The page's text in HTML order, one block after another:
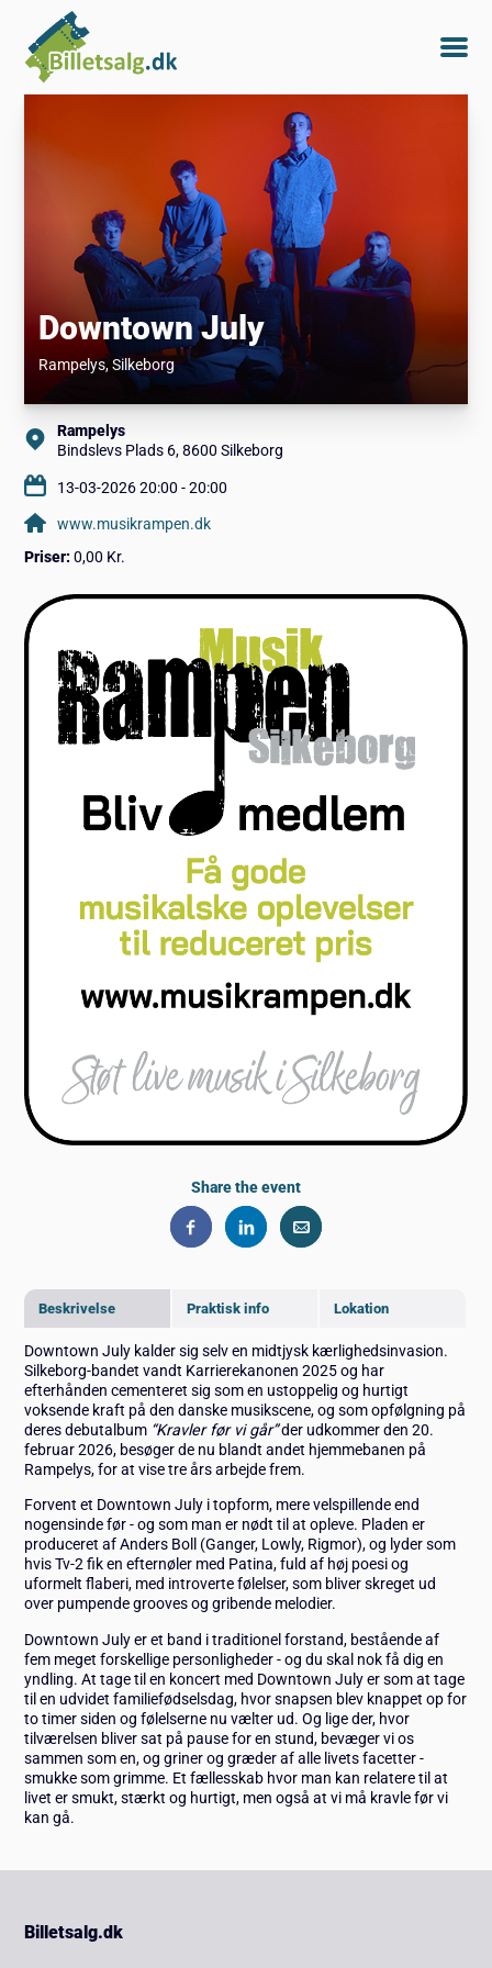
Downtown July
Rampelys, Silkeborg
Beskrivelse Praktisk info Lokation
Downtown July kalder sig selv en midtjysk kærlighedsinvasion.
Silkeborg-bandet vandt Karrierekanonen 2025 og har
efterhånden cementeret sig som en ustoppelig og hurtigt
voksende kraft på den danske musikscene, og som opfølgning på
deres debutalbum “Kravler før vi går”der udkommer den 20.
februar 2026, besøger de nu blandt andet hjemmebanen på
Rampelys, for at vise tre års arbejde frem.
Forvent et Downtown July i topform, mere velspillende end
nogensinde før - og som man er nødt til at opleve. Pladen er
produceret af Anders Boll (Ganger, Lowly, Rigmor), og lyder som
hvis Tv-2 fik en efternøler med Patina, fuld af høj poesi og
uformelt flaberi, med introverte følelser, som bliver skreget ud
over pumpende grooves og gribende melodier.
Downtown July er et band i traditionel forstand, bestående af
fem meget forskellige personligheder - og du skal nok få dig en
yndling. At tage til en koncert med Downtown July er som at tage
til en udvidet familiefødselsdag, hvor snapsen blev knappet op for
to timer siden og følelserne nu vælter ud. Og lige der, hvor
tilværelsen bliver sat på pause for en stund, bevæger vi os
sammen som en, og griner og græder af alle livets facetter -
smukke som grimme. Et fællesskab hvor man kan relatere til at
livet er smukt, stærkt og hurtigt, men også at vi må kravle før vi
kan gå.
Rampelys
Bindslevs Plads 6, 8600 Silkeborg
13-03-2026 20:00 - 20:00
www.musikrampen.dk
Priser: 0,00 Kr.
Share the event
Billetsalg.dk